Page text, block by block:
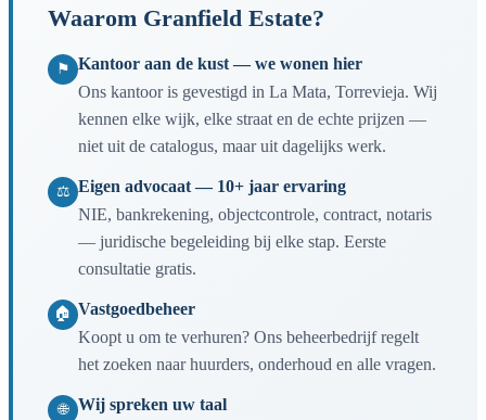
Waarom Granfield Estate?
⚑ Kantoor aan de kust — we wonen hier
Ons kantoor is gevestigd in La Mata, Torrevieja. Wij
kennen elke wijk, elke straat en de echte prijzen —
niet uit de catalogus, maar uit dagelijks werk.
⚖ Eigen advocaat — 10+ jaar ervaring
NIE, bankrekening, objectcontrole, contract, notaris
— juridische begeleiding bij elke stap. Eerste
consultatie gratis.
🏠 Vastgoedbeheer
Koopt u om te verhuren? Ons beheerbedrijf regelt
het zoeken naar huurders, onderhoud en alle vragen.
🌐
Wij spreken uw taal